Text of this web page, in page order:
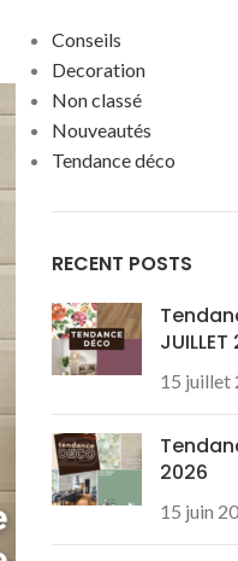
Conseils
Decoration
Non classé
Nouveautés
Tendance déco
RECENT POSTS
15 juillet
2026
15 juin